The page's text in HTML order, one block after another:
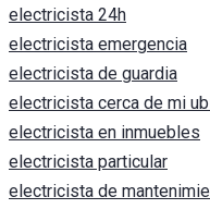
electricista 24h
electricista emergencia
electricista de guardia
electricista cerca de mi
electricista en inmuebles
electricista particular
electricista de